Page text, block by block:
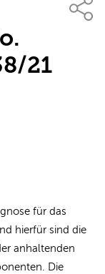
21
für das
hierfür sind die
anhaltenden
Die